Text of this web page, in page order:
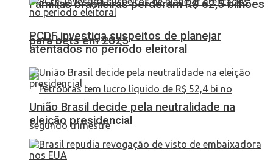
Famílias brasileiras perderam R$ 62,5 bilhões
para bets em 2025
PCDF investiga suspeitos de planejar
atentados no período eleitoral
União Brasil decide pela neutralidade na
eleição presidencial